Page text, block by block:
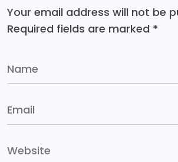
Your email address will not be
Required fields are marked *